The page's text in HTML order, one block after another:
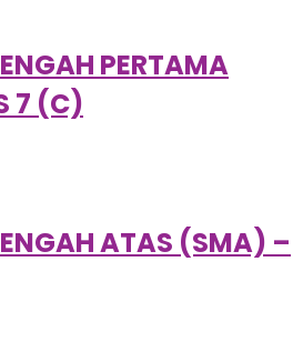
PERTAMA
7 (C)
ATAS (SMA) –